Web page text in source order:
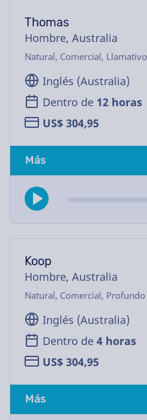
Thomas
Hombre, Australia
Natural, Comercial, Llamativo
Inglés (Australia)
Dentro de 12 horas
US$ 304,95
Más
Koop
Hombre, Australia
Natural, Comercial, Profundo
Inglés (Australia)
Dentro de 4 horas
US$ 304,95
Más